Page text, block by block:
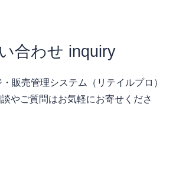
合わせ inquiry
販売管理システム（リテイルプロ）
やご質問はお気軽にお寄せくださ